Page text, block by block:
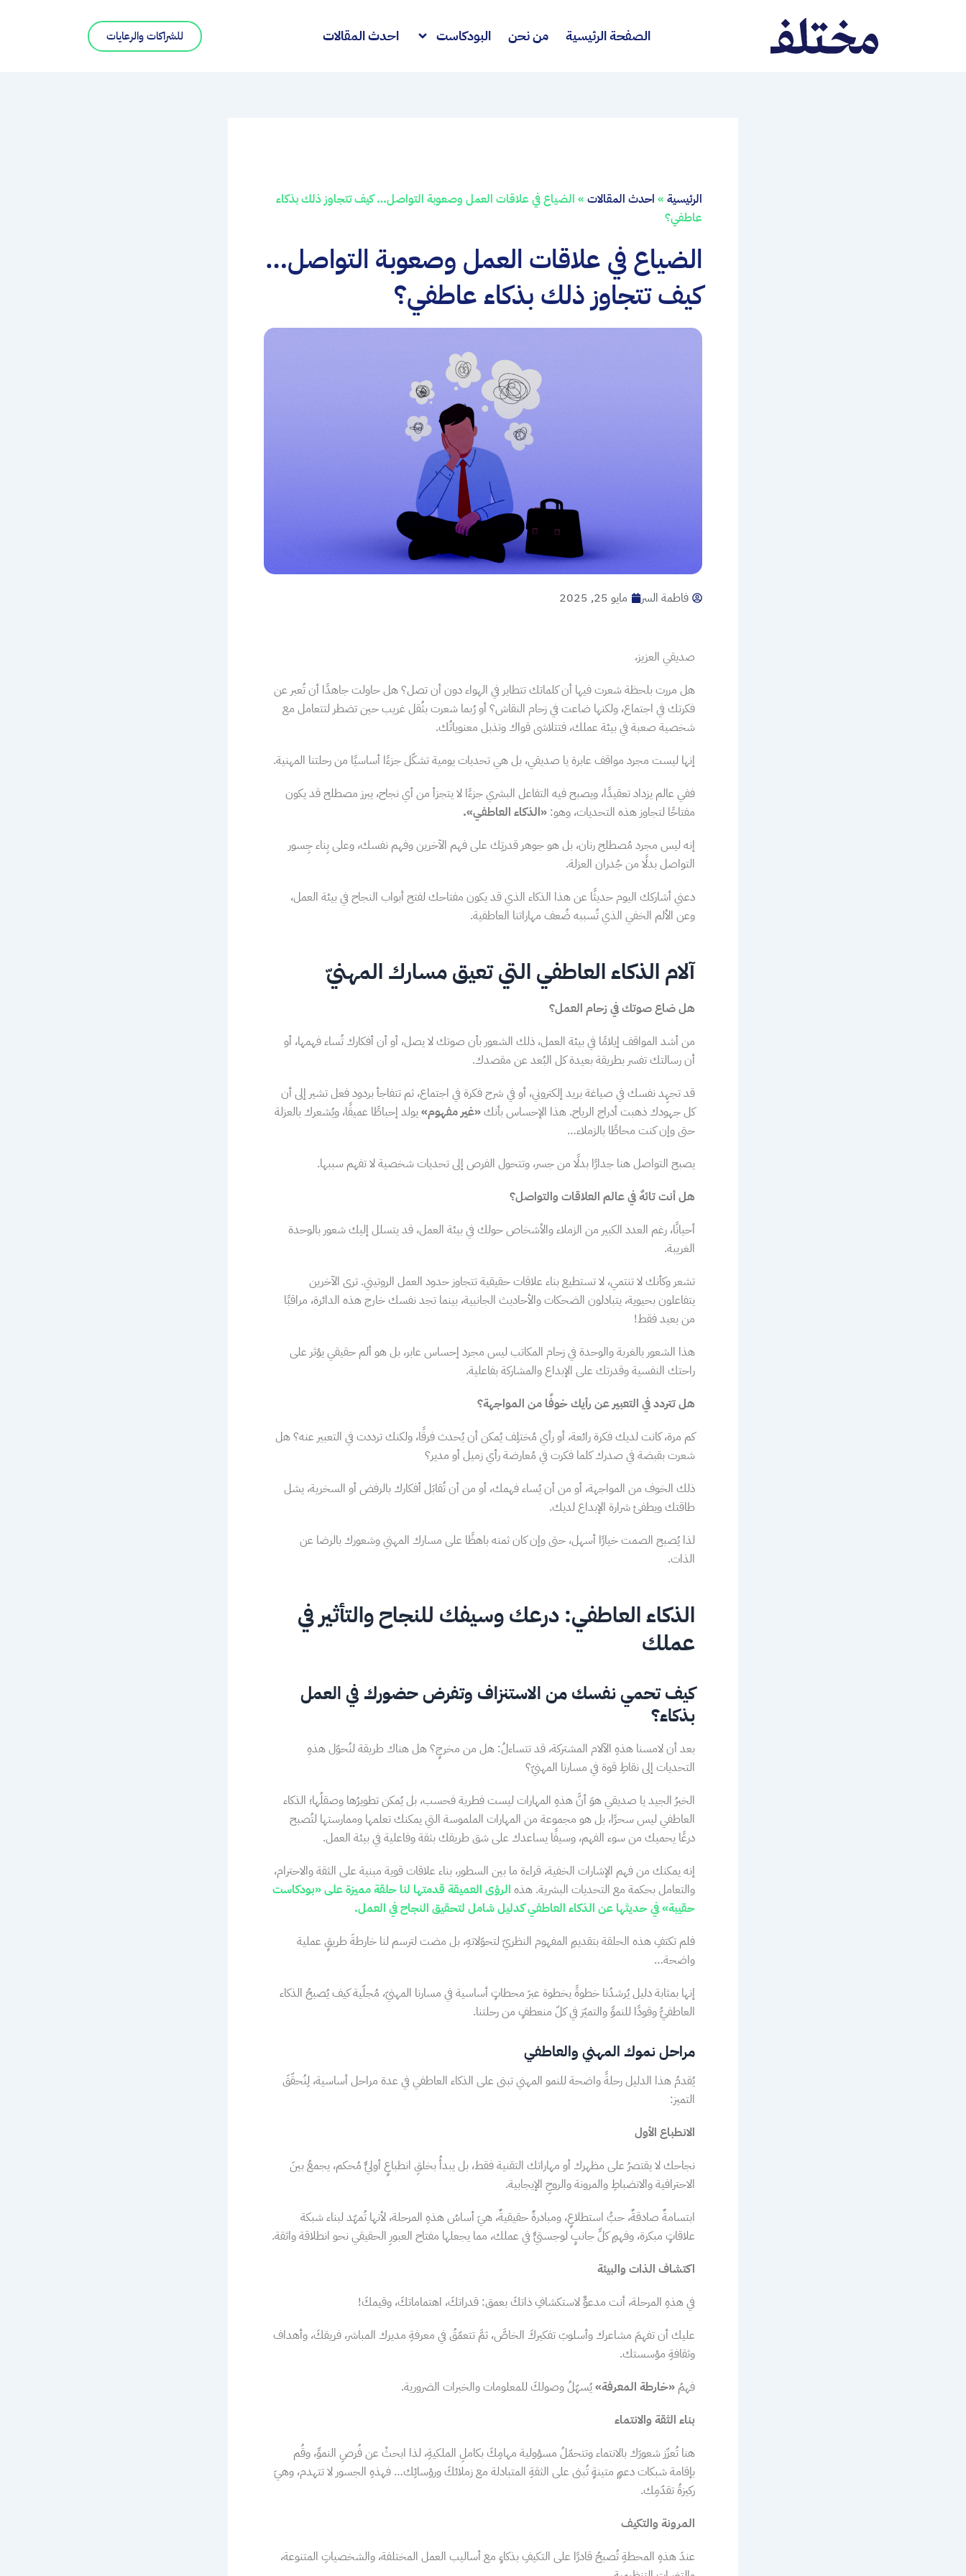
الصفحة الرئيسية من نحن البودكاست احدث المقالات للشراكات والرعايات
الرئيسية » احدث المقالات » الضياع في علاقات العمل وصعوبة التواصل… كيف تتجاوز ذلك بذكاء
عاطفي؟
الضياع في علاقات العمل وصعوبة التواصل…
كيف تتجاوز ذلك بذكاء عاطفي؟
فاطمة السر مايو 25, 2025
صديقي العزيز،
هل مررت بلحظة شعرت فيها أن كلماتك تتطاير في الهواء دون أن تصل؟ هل حاولت جاهدًا أن تُعبر عن
فكرتك في اجتماع، ولكنها ضاعت في زحام النقاش؟ أو رُبما شعرت بثُقل غريب حين تضطر لتتعامل مع
شخصية صعبة في بيئة عملك، فتتلاشى قواك وتذبل معنوياتُك.
إنها ليست مجرد مواقف عابرة يا صديقي، بل هي تحديات يومية تشكّل جزءًا أساسيًا من رحلتنا المهنية.
ففي عالم يزداد تعقيدًا، ويصبح فيه التفاعل البشري جزءًا لا يتجزأ من أي نجاح، يبرز مصطلح قد يكون
مفتاحًا لتجاوز هذه التحديات، وهو: «الذكاء العاطفي».
إنه ليس مجرد مُصطلح رنان، بل هو جوهر قدرتِك على فهم الآخرين وفهم نفسك، وعلى بِناء جِسور
التواصل بدلًا من جُدران العزلة.
دعني أشاركك اليوم حديثًا عن هذا الذكاء الذي قد يكون مفتاحك لفتح أبواب النجاح في بيئة العمل،
وعن الألم الخفي الذي تُسببه ضُعف مهاراتنا العاطفية.
آلام الذكاء العاطفي التي تعيق مسارك المهنيّ
هل ضاع صوتك في زحام العمل؟
من أشد المواقف إيلامًا في بيئة العمل، ذلك الشعور بأن صوتك لا يصل، أو أن أفكارك تُساء فهمها، أو
أن رسالتك تفسر بطريقة بعيدة كل البُعد عن مقصدك.
قد تجهِد نفسك في صياغة بريد إلكتروني، أو في شرح فكرة في اجتماع، ثم تتفاجأ بردود فعل تشير إلى أن
كل جهودك ذهبت أدراج الرياح. هذا الإحساس بأنك«غير مفهوم»يولد إحباطًا عميقًا، ويُشعرك بالعزلة
حتى وإن كنت محاطًا بالزملاء…
يصبح التواصل هنا جدارًا بدلًا من جسر، وتتحول الفرص إلى تحديات شخصية لا تفهم سببها.
هل أنت تائهٌ في عالم العلاقات والتواصل؟
أحيانًا، رغم العدد الكبير من الزملاء والأشخاص حولك في بيئة العمل، قد يتسلل إليك شعور بالوحدة
الغريبة.
تشعر وكأنك لا تنتمي، لا تستطيع بناء علاقات حقيقية تتجاوز حدود العمل الروتيني. ترى الآخرين
يتفاعلون بحيوية، يتبادلون الضحكات والأحاديث الجانبية، بينما تجد نفسك خارج هذه الدائرة، مراقبًا
من بعيد فقط!
هذا الشعور بالغربة والوحدة في زحام المكاتب ليس مجرد إحساس عابر، بل هو ألم حقيقي يؤثر على
راحتك النفسية وقدرتك على الإبداع والمشاركة بفاعلية.
هل تتردد في التعبير عن رأيك خوفًا من المواجهة؟
كم مرة، كانت لديك فكرة رائعة، أو رأي مُختلِف يُمكن أن يُحدث فرقًا، ولكنك ترددت في التعبير عنه؟ هل
شعرت بقبضة في صدرك كلما فكرت في مُعارضة رأي زميل أو مدير؟
ذلك الخوف من المواجهة، أو من أن يُساء فهمك، أو من أن تُقابَل أفكارك بالرفض أو السخرية، يشل
طاقتك ويطفئ شرارة الإبداع لديك.
لذا يُصبح الصمت خيارًا أسهل، حتى وإن كان ثمنه باهظًا على مسارك المهني وشعورك بالرضا عن
الذات.
الذكاء العاطفي: درعك وسيفك للنجاح والتأثير في
عملك
كيف تحمي نفسك من الاستنزاف وتفرض حضورك في العمل
بذكاء؟
بعد أن لامسنا هذهِ الآلام المشتركة، قد تتساءلُ: هل من مخرجٍ؟ هل هناك طريقة لنُحوّل هذهِ
التحديات إلى نقاطِ قوة في مسارنا المهنيّ؟
الخبرُ الجيد يا صديقي هوَ أنَّ هذهِ المهارات ليست فطرية فحسب، بل يُمكن تطويرُها وصقلُها؛ الذكاء
العاطفي ليس سحرًا، بل هو مجموعة من المهارات الملموسة التي يمكنك تعلمها وممارستها لتُصبح
درعًا يحميك من سوء الفهم، وسيفًا يساعدك على شق طريقك بثقة وفاعلية في بيئة العمل.
إنه يمكنك من فهم الإشارات الخفية، قراءة ما بين السطور، بناء علاقات قوية مبنية على الثقة والاحترام،
والتعامل بحكمة مع التحديات البشرية. هذه الرؤى العميقة قدمتها لنا حلقة مميزة على«بودكاست
حقيبة»في حديثها عن الذكاء العاطفي كدليل شامل لتحقيق النجاح في العمل.
فلم تكتفِ هذه الحلقة بتقديمِ المفهوم النظريّ لتحوّلاتهِ، بل مضت لترسم لنا خارطةَ طريقٍ عملية
واضحة…
إنها بمثابة دليل يُرشدُنا خطوةً بخطوة عبرَ محطاتٍ أساسية في مسارنا المهنيّ، مُجلّية كيف يُصبحُ الذكاء
العاطفيُّ وقودًا للنموِّ والتميّز في كلّ منعطفٍ من رحلتنا.
مراحل نموك المهني والعاطفي
يُقدمُ هذا الدليل رحلةً واضحة للنمو المهني تبنى على الذكاء العاطفي في عدة مراحل أساسية، لِنُحقّقَ
التميز:
الانطباع الأول
نجاحك لا يقتصرُ على مظهرك أو مهاراتك التقنية فقط، بل يبدأُ بخلقِ انطباعٍ أوليٍّ مُحكم، يجمعُ بينَ
الاحترافية والانضباطِ والمرونة والروحِ الإيجابية.
ابتسامةٌ صادقةٌ، حبُّ استطلاعٍ، ومبادرةٌ حقيقيةٌ، هيَ أساسُ هذهِ المرحلة، لأنها تُمهّد لبناء شبكة
علاقاتٍ مبكرة، وفهمِ كلِّ جانبٍ لوجستيٍّ في عملك، مما يجعلها مفتاح العبورِ الحقيقي نحو انطلاقة واثقة.
اكتشاف الذات والبيئة
في هذهِ المرحلة، أنت مدعوٌّ لاستكشافِ ذاتكَ بعمق: قدراتكَ، اهتماماتكَ، وقيمكَ!
عليك أن تفهمَ مشاعرك وأسلوبَ تفكيركَ الخاصَّ، ثمَّ تتعمّقُ في معرفةِ مديرك المباشر، فريقكَ، وأهداف
وثقافةِ مؤسستك.
فهمُ «خارطة المعرفة»يُسهّلُ وصولكَ للمعلومات والخبرات الضرورية.
بناء الثقة والانتماء
هنا تُعزّز شعورَك بالانتماء وتتحمّلُ مسؤولية مهامِكَ بكاملِ الملكيةِ، لذا ابحثْ عن فُرصِ النموِّ، وقُم
بإقامة شبكات دعمٍ متينةٍ تُبنى على الثقةِ المتبادلة مع زملائكَ ورؤسائِك… فهذهِ الجسور لا تتهدم، وهيَ
ركيزةُ تقدّمِك.
المرونة والتكيف
عندَ هذهِ المحطةِ تُصبحُ قادرًا على التكيفِ بذكاءٍ مع أساليب العمل المختلفة، والشخصياتِ المتنوعة،